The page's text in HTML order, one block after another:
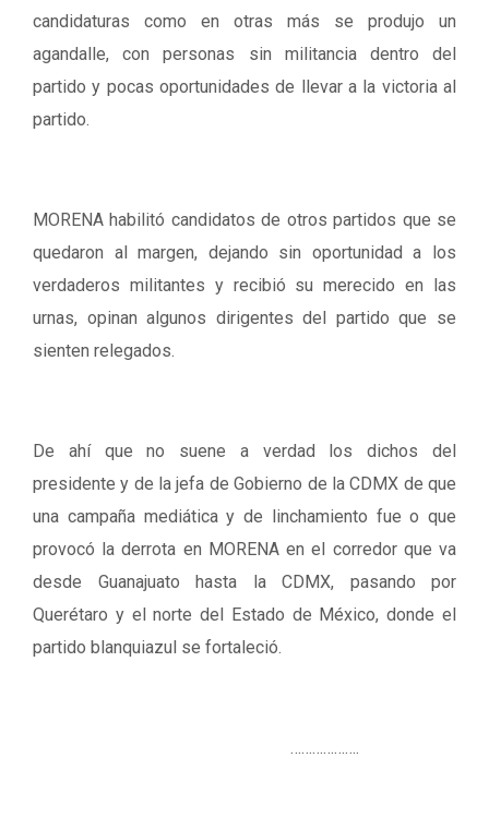
candidaturas como en otras más se produjo un
agandalle, con personas sin militancia dentro del
partido y pocas oportunidades de llevar a la victoria al
partido.
MORENA habilitó candidatos de otros partidos que se
quedaron al margen, dejando sin oportunidad a los
verdaderos militantes y recibió su merecido en las
urnas, opinan algunos dirigentes del partido que se
sienten relegados.
De ahí que no suene a verdad los dichos del
presidente y de la jefa de Gobierno de la CDMX de que
una campaña mediática y de linchamiento fue o que
provocó la derrota en MORENA en el corredor que va
desde Guanajuato hasta la CDMX, pasando por
Querétaro y el norte del Estado de México, donde el
partido blanquiazul se fortaleció.
……………….